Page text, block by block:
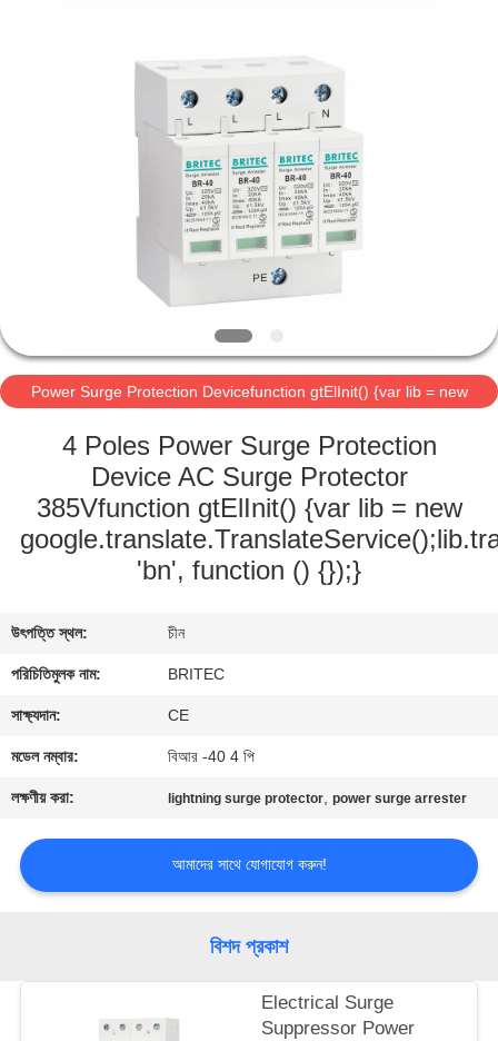
কারখানা
ভ্রমণ
নিয়ন্ত্রণ
সাথে
যোগাযোগ
খবর
সব
ক্ষেত্রেই
SHOW
Power Surge Protection Devicefunction gtElInit() {var lib = new
4 Poles Power Surge Protection
Device AC Surge Protector
385Vfunction gtElInit() {var lib = new
'bn', function () {});}
উৎপত্তি স্থল: চীন
পরিচিতিমুলক নাম: BRITEC
সাক্ষ্যদান: CE
মডেল নম্বার: বিআর -40 4 পি
লক্ষণীয় করা: lightning surge protector,power surge arrester
আমাদের সাথে যোগাযোগ করুন!
বিশদ প্রকাশ
Electrical Surge
Suppressor Power